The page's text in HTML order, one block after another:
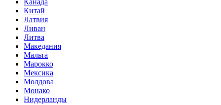
Канада
Китай
Латвия
Ливан
Литва
Македания
Мальта
Марокко
Мексика
Молдова
Монако
Нидерланды